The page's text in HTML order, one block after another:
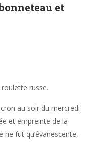
et
russe.
au soir du mercredi
et empreinte de la
ne fut qu’évanescente,